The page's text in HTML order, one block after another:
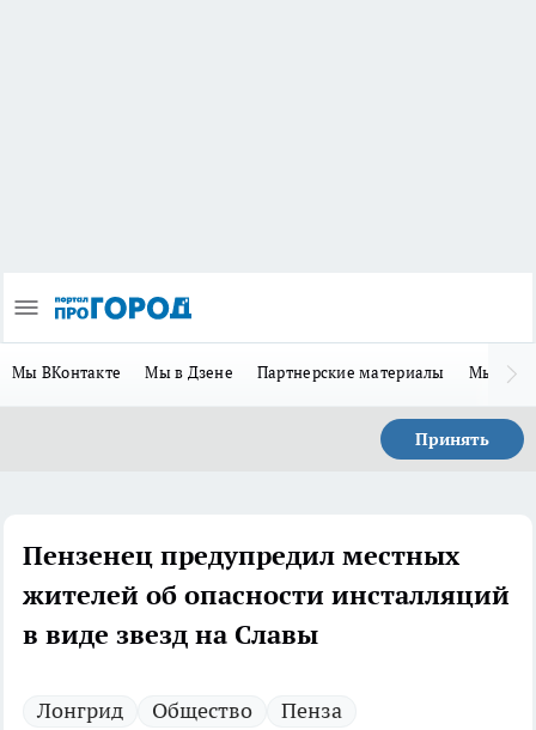
Мы ВКонтакте Мы в Дзене Партнерские материалы Мы в
Принять
Пензенец предупредил местных
жителей об опасности инсталляций
в виде звезд на Славы
Лонгрид Общество Пенза